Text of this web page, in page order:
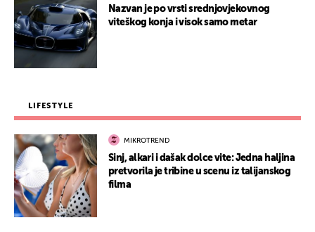
Nazvan je po vrsti srednjovjekovnog
viteškog konja i visok samo metar
LIFESTYLE
MIKROTREND
Sinj, alkari i dašak dolce vite: Jedna haljina
pretvorila je tribine u scenu iz talijanskog
filma